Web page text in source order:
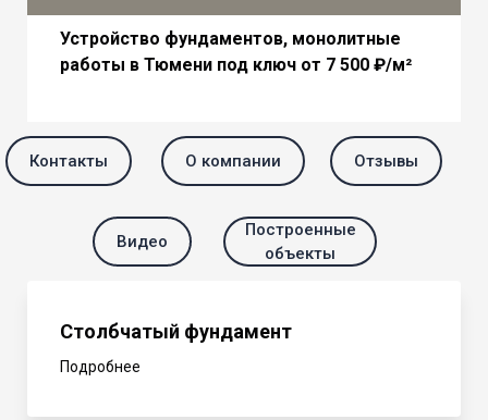
Устройство фундаментов, монолитные
работы в Тюмени под ключ от 7 500 ₽/м²
Контакты
Видео
Отзывы
О компании
Построенные
объекты
Столбчатый фундамент
Подробнее